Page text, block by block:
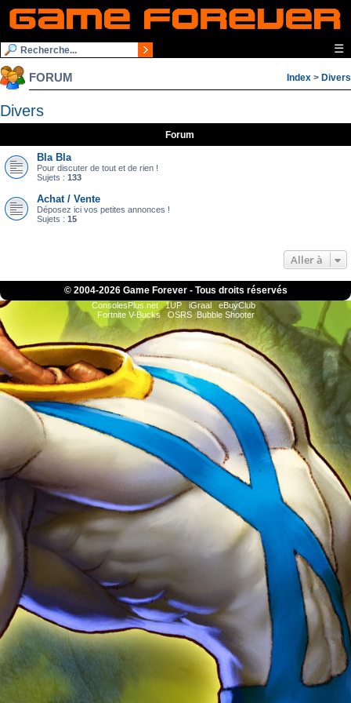
☰
FORUM Index > Divers
Divers
Forum
Bla Bla
Pour discuter de tout et de rien !
Sujets : 133
Achat / Vente
Déposez ici vos petites annonces !
Sujets : 15
Aller à
© 2004-2026 Game Forever - Tous droits réservés
ConsolesPlus.net 1UP iGraal
eBuyClub
Fortnite V-Bucks
OSRS Bubble Shooter